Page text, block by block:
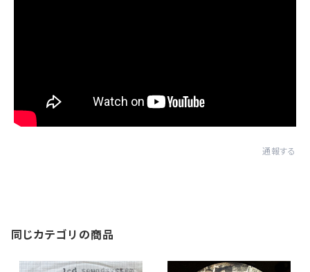
通報する
同じカテゴリの商品